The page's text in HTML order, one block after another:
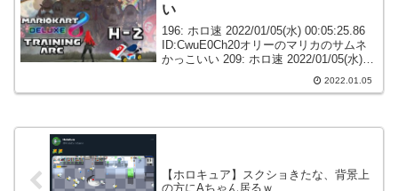
い
196: ホロ速 2022/01/05(水) 00:05:25.86
ID:CwuE0Ch20オリーのマリカのサムネ
かっこいい 209: ホロ速 2022/01/05(水)
00:06:29.47 ID:6ATY3UKG0>>196絶望的
2022.01.05
【ホロキュア】スクショきたな、背景上
の方にAちゃん居るｗ